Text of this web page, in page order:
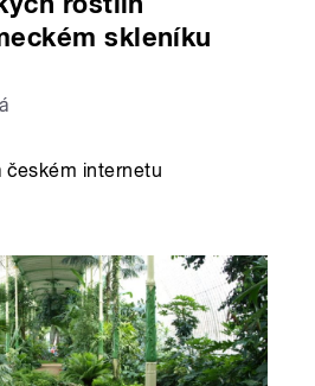
skleníku
českém internetu